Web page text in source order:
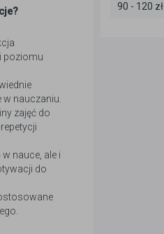
poziomu
nauczaniu.
zajęć do
nauce, ale i
do
90 - 120 zł